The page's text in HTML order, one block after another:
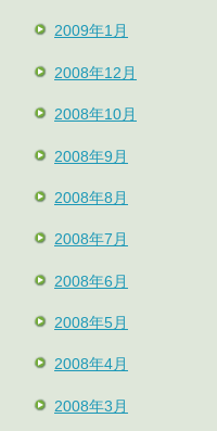
2009年1月
2008年12月
2008年10月
2008年9月
2008年8月
2008年7月
2008年6月
2008年5月
2008年4月
2008年3月